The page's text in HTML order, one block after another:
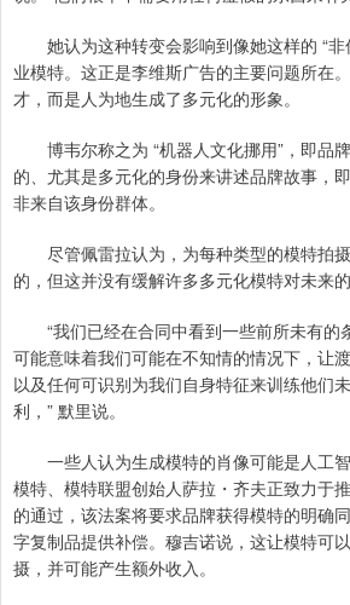
她认为这种转变会影响到像她这样的 “
业模特。这正是李维斯广告的主要问题所在
才，而是人为地生成了多元化的形象。
博韦尔称之为 “机器人文化挪用”，即品
的、尤其是多元化的身份来讲述品牌故事，
非来自该身份群体。
尽管佩雷拉认为，为每种类型的模特拍
的，但这并没有缓解许多多元化模特对未来的
“我们已经在合同中看到一些前所未有的
可能意味着我们可能在不知情的情况下，让
以及任何可识别为我们自身特征来训练他们
利，” 默里说。
一些人认为生成模特的肖像可能是人工
模特、模特联盟创始人萨拉・齐夫正致力于
的通过，该法案将要求品牌获得模特的明确
字复制品提供补偿。穆吉诺说，这让模特可
摄，并可能产生额外收入。